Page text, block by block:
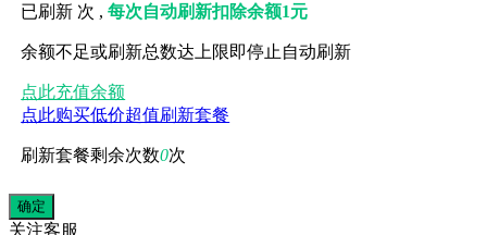
已刷新 次 ,每次自动刷新扣除余额1元
余额不足或刷新总数达上限即停止自动刷新
点此充值余额
点此购买低价超值刷新套餐
刷新套餐剩余次数0次
关注客服